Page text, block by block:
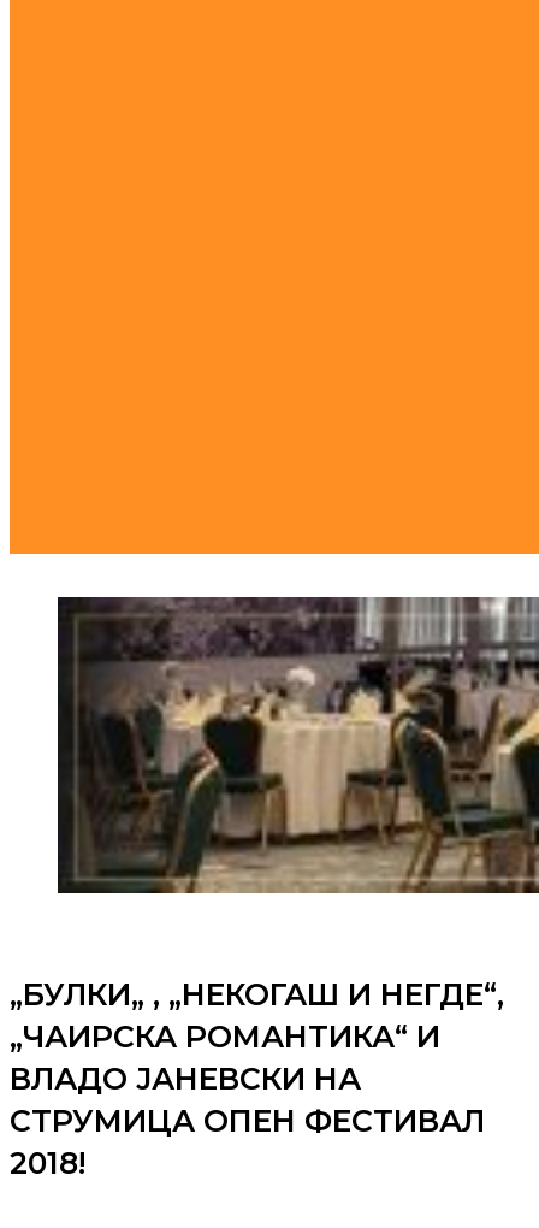
„БУЛКИ„ , „НЕКОГАШ И НЕГДЕ“,
„ЧАИРСКА РОМАНТИКА“ И
ВЛАДО ЈАНЕВСКИ НА
СТРУМИЦА ОПЕН ФЕСТИВАЛ
2018!